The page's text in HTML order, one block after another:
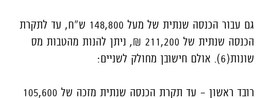
גם עבור הכנסה שנתית של מעל 148,800 ש"ח, עד לתקרת
הכנסה שנתית של 211,200 ₪, ניתן להנות מהטבות מס
שונות(6). אולם חישובן מחולק לשניים:
רובד ראשון – עד תקרת הכנסה שנתית מזכה של 105,600